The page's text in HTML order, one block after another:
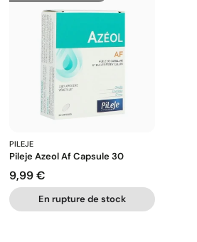
PILEJE
Pileje Azeol Af Capsule 30
Prix
9,99 €
En rupture de stock